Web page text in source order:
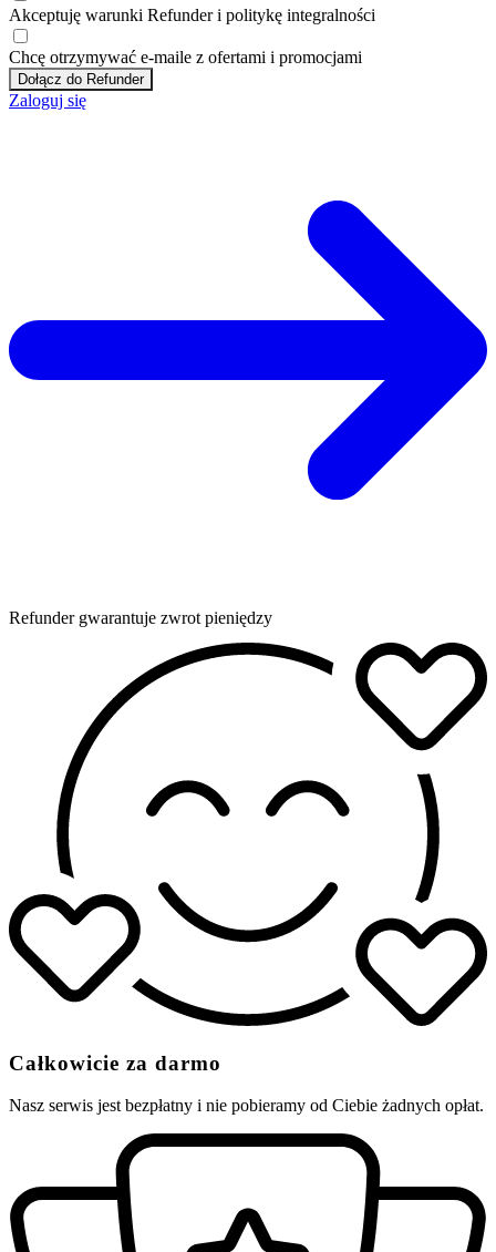
Akceptuję warunki Refunder i politykę integralności
Chcę otrzymywać e-maile z ofertami i promocjami
Dołącz do Refunder
Zaloguj się
Refunder gwarantuje zwrot pieniędzy
Całkowicie za darmo
Nasz serwis jest bezpłatny i nie pobieramy od Ciebie żadnych opłat.